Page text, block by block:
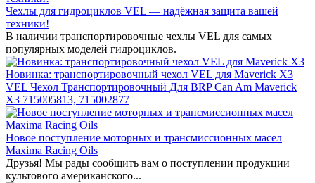
Чехлы для гидроциклов VEL — надёжная защита вашей
техники!
В наличии транспортировочные чехлы VEL для самых
популярных моделей гидроциклов.
Новинка: транспортировочный чехол VEL для Maverick X3
VEL Чехол Транспортировочный Для BRP Can Am Maverick
X3 715005813, 715002877
Новое поступление моторных и трансмиссионных масел
Maxima Racing Oils
Друзья! Мы рады сообщить вам о поступлении продукции
культового американского...